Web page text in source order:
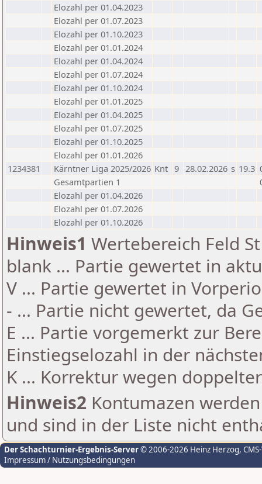
Elozahl per 01.04.2023
Elozahl per 01.07.2023
Elozahl per 01.10.2023
Elozahl per 01.01.2024
Elozahl per 01.04.2024
Elozahl per 01.07.2024
Elozahl per 01.10.2024
Elozahl per 01.01.2025
Elozahl per 01.04.2025
Elozahl per 01.07.2025
Elozahl per 01.10.2025
Elozahl per 01.01.2026
1234381
Kärntner Liga 2025/2026 Knt 9 28.02.2026 s 19.3
Gesamtpartien 1
Elozahl per 01.04.2026
Elozahl per 01.07.2026
Elozahl per 01.10.2026
Hinweis1 Wertebereich Feld
blank ... Partie gewertet in
V ... Partie gewertet in
- ... Partie nicht gewertet, da
E ... Partie vorgemerkt zur
Einstiegselozahl in der
K ... Korrektur wegen
Hinweis2 Kontumazen
und sind in der Liste nicht
Der Schachturnier-Ergebnis-Server© 2006-2026 Heinz Herzog,
Impressum / Nutzungsbedingungen